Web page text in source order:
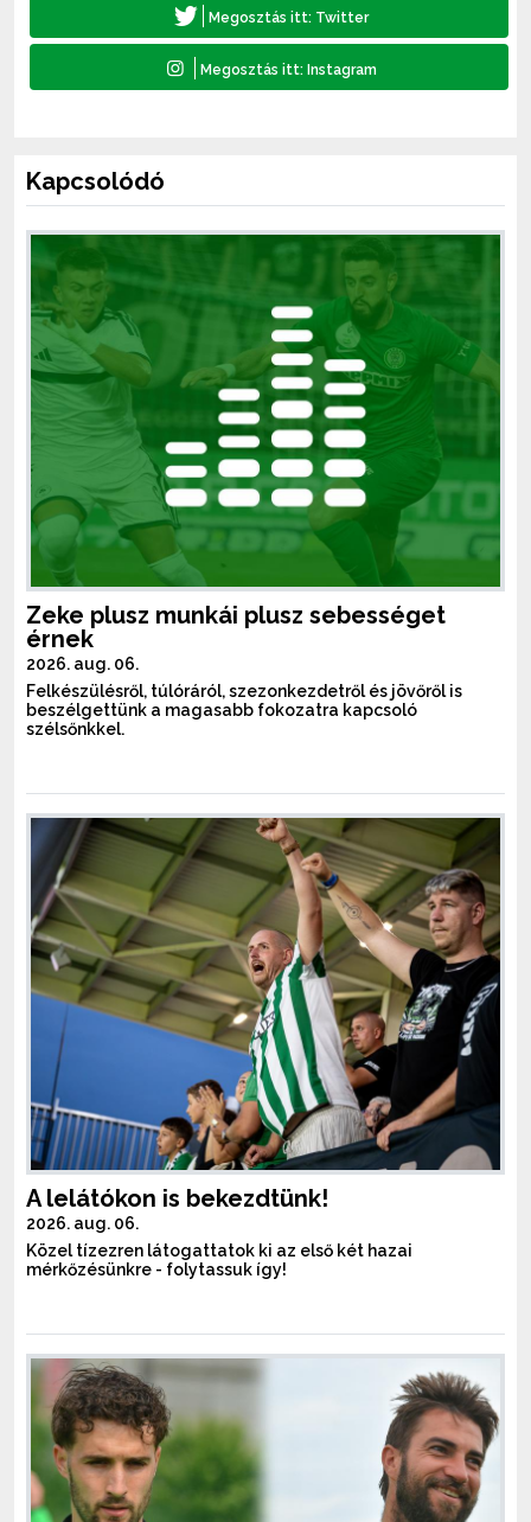
Kapcsolódó
Zeke plusz munkái plusz sebességet
érnek
2026. aug. 06.
Felkészülésről, túlóráról, szezonkezdetről és jövőről is
beszélgettünk a magasabb fokozatra kapcsoló
szélsőnkkel.
A lelátókon is bekezdtünk!
2026. aug. 06.
Közel tízezren látogattatok ki az első két hazai
mérkőzésünkre - folytassuk így!